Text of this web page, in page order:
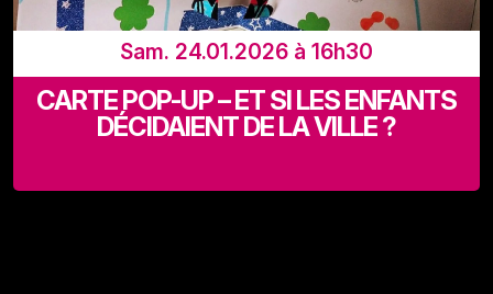
Sam. 24.01.2026 à 16h30
CARTE POP-UP – ET SI LES ENFANTS
DÉCIDAIENT DE LA VILLE ?